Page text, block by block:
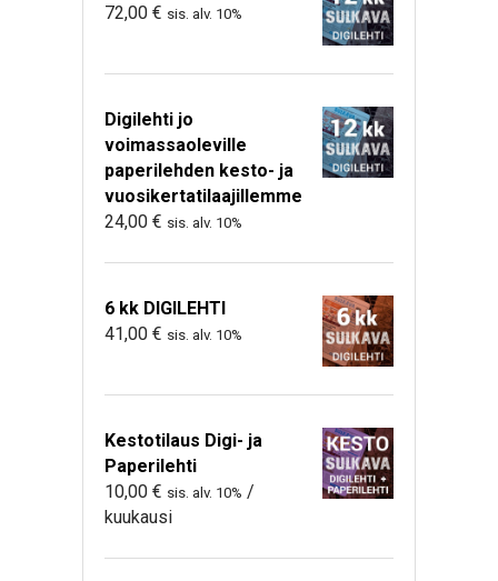
72,00 € sis. alv. 10%
Digilehti jo
voimassaoleville
paperilehden kesto- ja
vuosikertatilaajillemme
24,00 € sis. alv. 10%
6 kk DIGILEHTI
41,00 € sis. alv. 10%
Kestotilaus Digi- ja
Paperilehti
10,00 € sis. alv. 10% /
kuukausi